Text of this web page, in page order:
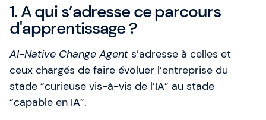
1. A qui s’adresse ce parcours
d'apprentissage ?
AI-Native Change Agent s’adresse à celles et
ceux chargés de faire évoluer l’entreprise du
stade “curieuse vis-à-vis de l’IA” au stade
“capable en IA”.